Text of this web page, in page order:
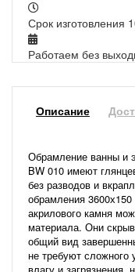
Срок изготовления
Работаем без
Описание
Обрамление ванны и
BW 010 имеют
без разводов и
обрамления
акрилового камня
материала. Они
общий вид
не требуют сложного
влагу и загрязнения,